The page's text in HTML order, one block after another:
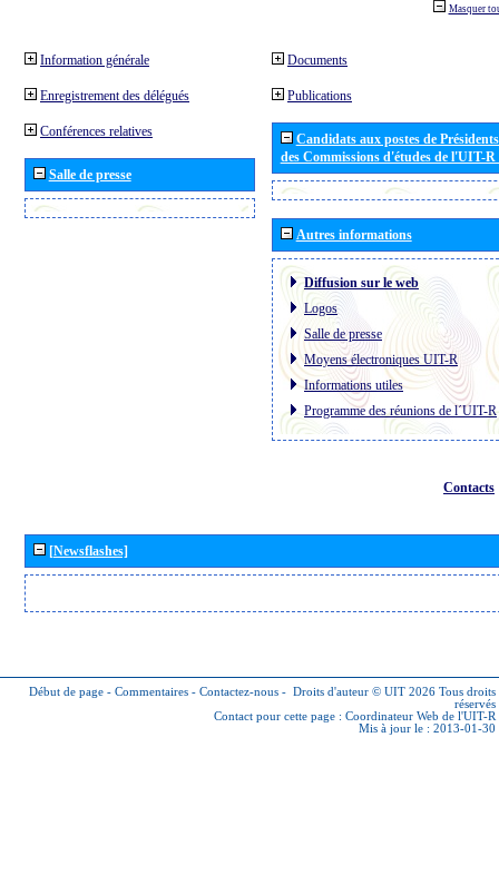
Masquer
Information générale
Enregistrement des délégués
Conférences relatives
Salle de presse
Documents
Publications
Candidats aux postes de
des Commissions d'études de l'UIT-
Autres informations
Diffusion sur le web
Logos
Salle de presse
Moyens électroniques UIT-R
Informations utiles
Programme des réunions de l´UIT-R
Contacts
[Newsflashes]
Début de page - Commentaires - Contactez-nous - Droits d'auteur © UIT 2026 Tous droits
réservés
Contact pour cette page : Coordinateur Web de l'UIT-R
Mis à jour le : 2013-01-30